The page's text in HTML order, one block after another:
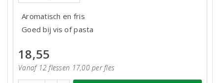
Aromatisch en fris
Goed bij vis of pasta
18,55
Vanaf 12 flessen 17,00 per fles